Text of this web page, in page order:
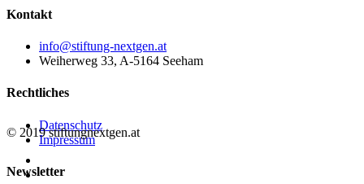
Kontakt
info@stiftung-nextgen.at
Weiherweg 33, A-5164 Seeham
Rechtliches
Datenschutz
Impressum
Newsletter
© 2019 stiftungnextgen.at
linkedin